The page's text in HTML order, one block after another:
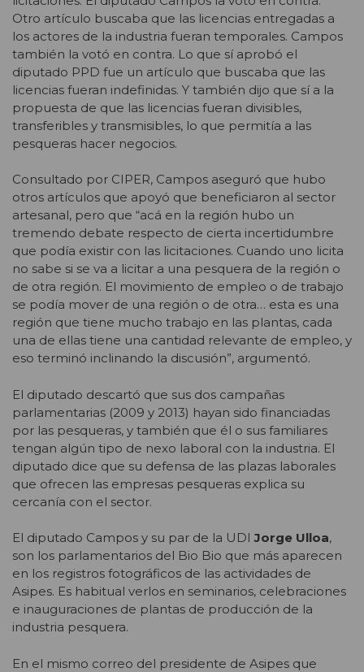
Otro artículo buscaba que las licencias entregadas a
los actores de la industria fueran temporales. Campos
también la votó en contra. Lo que sí aprobó el
diputado PPD fue un artículo que buscaba que las
licencias fueran indefinidas. Y también dijo que sí a la
propuesta de que las licencias fueran divisibles,
transferibles y transmisibles, lo que permitía a las
pesqueras hacer negocios.
Consultado por CIPER, Campos aseguró que hubo
otros artículos que apoyó que beneficiaron al sector
artesanal, pero que “acá en la región hubo un
tremendo debate respecto de cierta incertidumbre
que podía existir con las licitaciones. Cuando uno licita
no sabe si se va a licitar a una pesquera de la región o
de otra región. El movimiento de empleo o de trabajo
se podía mover de una región o de otra… esta es una
región que tiene mucho trabajo en las plantas, cada
una de ellas tiene una cantidad relevante de empleo, y
eso terminó inclinando la discusión”, argumentó.
El diputado descartó que sus dos campañas
parlamentarias (2009 y 2013) hayan sido financiadas
por las pesqueras, y también que él o sus familiares
tengan algún tipo de nexo laboral con la industria. El
diputado dice que su defensa de las plazas laborales
que ofrecen las empresas pesqueras explica su
cercanía con el sector.
El diputado Campos y su par de la UDIJorge Ulloa,
son los parlamentarios del Bio Bio que más aparecen
en los registros fotográficos de las actividades de
Asipes. Es habitual verlos en seminarios, celebraciones
e inauguraciones de plantas de producción de la
industria pesquera.
En el mismo correo del presidente de Asipes que